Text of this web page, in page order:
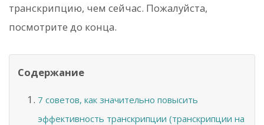
транскрипцию, чем сейчас. Пожалуйста,
посмотрите до конца.
Содержание
7 советов, как значительно повысить
эффективность транскрипции (транскрипции на